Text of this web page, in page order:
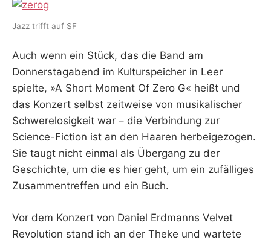
E
R
Jazz trifft auf SF
Auch wenn ein Stück, das die Band am
Donnerstagabend im Kulturspeicher in Leer
spielte, »A Short Moment Of Zero G« heißt und
das Konzert selbst zeitweise von musikalischer
Schwerelosigkeit war – die Verbindung zur
Science-Fiction ist an den Haaren herbeigezogen.
Sie taugt nicht einmal als Übergang zu der
Geschichte, um die es hier geht, um ein zufälliges
Zusammentreffen und ein Buch.
Vor dem Konzert von Daniel Erdmanns Velvet
Revolution stand ich an der Theke und wartete